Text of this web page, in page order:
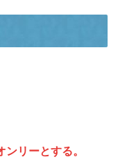
リーとする。